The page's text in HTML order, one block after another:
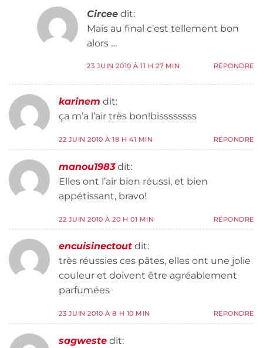
Circee dit:
Mais au final c’est tellement bon
alors …
23 JUIN 2010 À 11 H 27 MIN RÉPONDRE
karinem dit:
ça m’a l’air très bon!bissssssss
22 JUIN 2010 À 18 H 41 MIN RÉPONDRE
manou1983 dit:
Elles ont l’air bien réussi, et bien
appétissant, bravo!
22 JUIN 2010 À 20 H 01 MIN RÉPONDRE
encuisinectout dit:
très réussies ces pâtes, elles ont une jolie
couleur et doivent être agréablement
parfumées
23 JUIN 2010 À 8 H 10 MIN RÉPONDRE
sagweste dit: